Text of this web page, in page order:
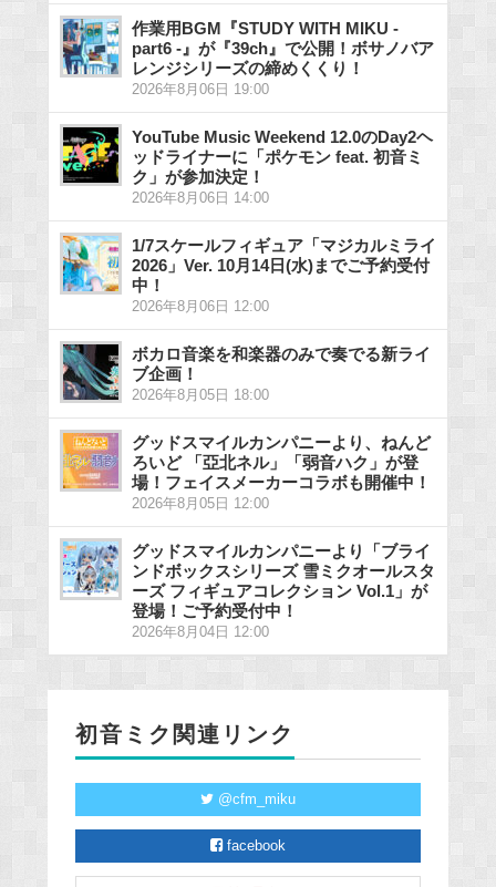
作業用BGM『STUDY WITH MIKU -
part6 -』が『39ch』で公開！ボサノバア
レンジシリーズの締めくくり！
2026年8月06日 19:00
YouTube Music Weekend 12.0のDay2ヘ
ッドライナーに「ポケモン feat. 初音ミ
ク」が参加決定！
2026年8月06日 14:00
1/7スケールフィギュア「マジカルミライ
2026」Ver. 10月14日(水)までご予約受付
中！
2026年8月06日 12:00
ボカロ音楽を和楽器のみで奏でる新ライ
ブ企画！
2026年8月05日 18:00
グッドスマイルカンパニーより、ねんど
ろいど 「亞北ネル」「弱音ハク」が登
場！フェイスメーカーコラボも開催中！
2026年8月05日 12:00
グッドスマイルカンパニーより「ブライ
ンドボックスシリーズ 雪ミクオールスタ
ーズ フィギュアコレクション Vol.1」が
登場！ご予約受付中！
2026年8月04日 12:00
初音ミク関連リンク
@cfm_miku
facebook